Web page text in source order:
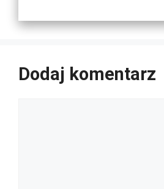
Dodaj komentarz